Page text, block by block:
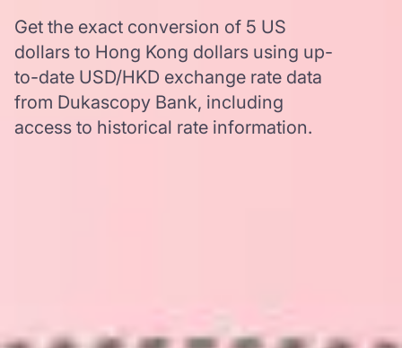
Get the exact conversion of 5 US
dollars to Hong Kong dollars using up-
to-date USD/HKD exchange rate data
from Dukascopy Bank, including
access to historical rate information.